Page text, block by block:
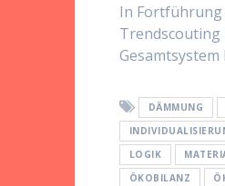
In Fortführung
Trendscouting
Gesamtsystem
DÄMMUNG
LOGIK
ÖKOBILANZ